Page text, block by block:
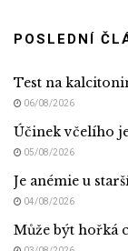
POSLEDNÍ
Test na
06/08/2026
Účinek včelího
05/08/2026
Je anémie u
04/08/2026
Může být hořká